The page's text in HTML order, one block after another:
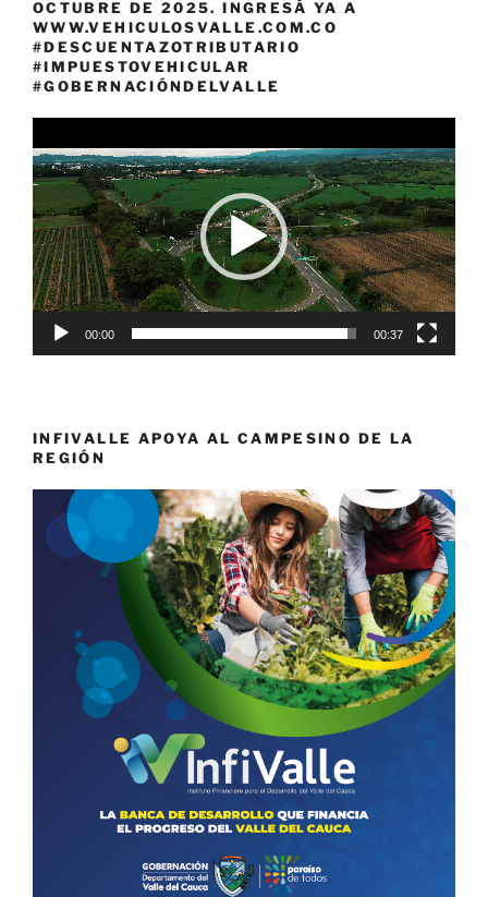
OCTUBRE DE 2025. INGRESÁ YA A
WWW.VEHICULOSVALLE.COM.CO
#DESCUENTAZOTRIBUTARIO
#IMPUESTOVEHICULAR
#GOBERNACIÓNDELVALLE
de
vídeo
00:00 00:37
INFIVALLE APOYA AL CAMPESINO DE LA
REGIÓN